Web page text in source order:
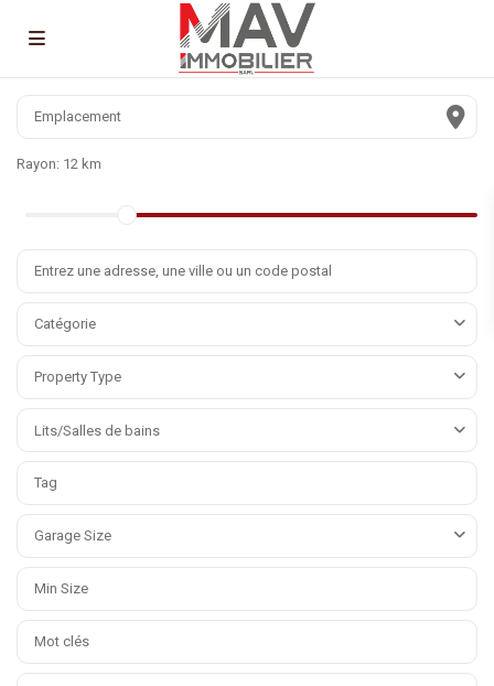
Rayon: 12 km
Catégorie
Property Type
Lits/Salles de bains
Garage Size